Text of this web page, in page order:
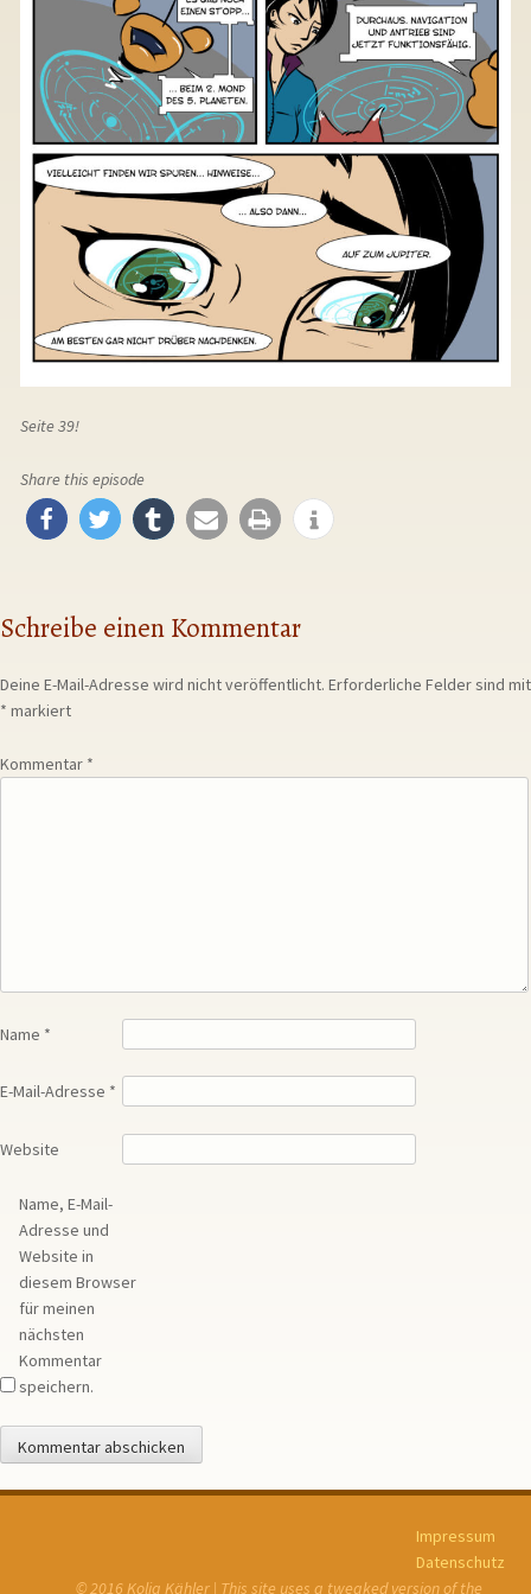
Seite 39!
Share this episode
Schreibe einen Kommentar
Deine E-Mail-Adresse wird nicht veröffentlicht. Erforderliche Felder sind mit
* markiert
Kommentar *
Name *
E-Mail-Adresse *
Website
Name, E-Mail-
Adresse und
Website in
diesem Browser
für meinen
nächsten
Kommentar
speichern.
Impressum
Datenschutz
© 2016 Kolja Kähler | This site uses a tweaked version of the